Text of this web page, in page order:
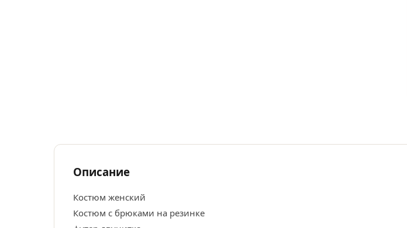
Описание
Костюм женский
Костюм с брюками на резинке